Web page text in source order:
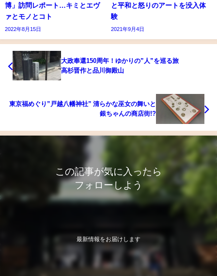
博」訪問レポート…キミとエヴ
ァとモノとコト
2022年8月15日
と平和と怒りのアートを没入体
験
2021年9月4日
大政奉還150周年！ゆかりの”人”を巡る旅
高杉晋作と品川御殿山
東京福めぐり”戸越八幡神社” 清らかな巫女の舞いと
銀ちゃんの商店街!?
この記事が気に入ったら
フォローしよう
最新情報をお届けします